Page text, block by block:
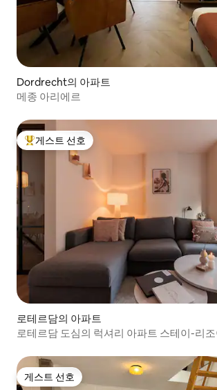
Dordrecht의 아파트
메종 아리에르
상위 게스트 선호
게스트 선호
로테르담의 아파트
로테르담 도심의 럭셔리 아파트 스테이-리
게스트 선호
게스트 선호